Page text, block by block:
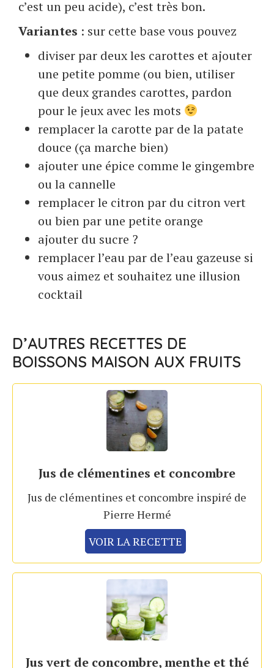
c’est un peu acide), c’est très bon.
Variantes : sur cette base vous pouvez
diviser par deux les carottes et ajouter
une petite pomme (ou bien, utiliser
que deux grandes carottes, pardon
pour le jeux avec les mots
remplacer la carotte par de la patate
douce (ça marche bien)
ajouter une épice comme le gingembre
ou la cannelle
remplacer le citron par du citron vert
ou bien par une petite orange
ajouter du sucre ?
remplacer l’eau par de l’eau gazeuse si
vous aimez et souhaitez une illusion
cocktail
D’AUTRES RECETTES DE
BOISSONS MAISON AUX FRUITS
Jus de clémentines et concombre
Jus de clémentines et concombre inspiré de
Pierre Hermé
VOIR LA RECETTE
Jus vert de concombre, menthe et thé